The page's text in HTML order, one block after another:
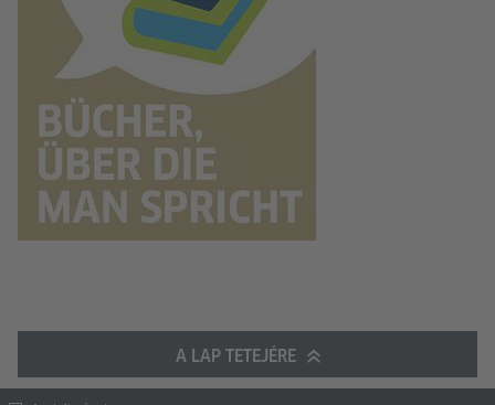
A LAP TETEJÉRE